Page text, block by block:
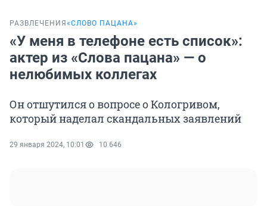
РАЗВЛЕЧЕНИЯ «СЛОВО ПАЦАНА»
«У меня в телефоне есть список»:
актер из «Слова пацана» — о
нелюбимых коллегах
Он отшутился о вопросе о Кологривом,
который наделал скандальных заявлений
29 января 2024, 10:01 10 646